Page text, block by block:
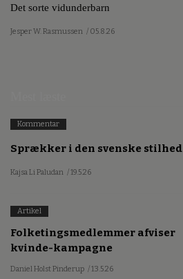
Det sorte vidunderbarn
Jesper W. Rasmussen / 05.8.26
Kommentar
Sprækker i den svenske stilhed
Kajsa Li Paludan / 19.5.26
Artikel
Folketingsmedlemmer afviser
kvinde-kampagne
Daniel Holst Pinderup / 13.5.26